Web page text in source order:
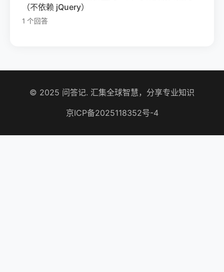
（不依赖 jQuery）
1 个回答
© 2025 问答记. 汇集全球智慧，分享专业知识
京ICP备2025118352号-4